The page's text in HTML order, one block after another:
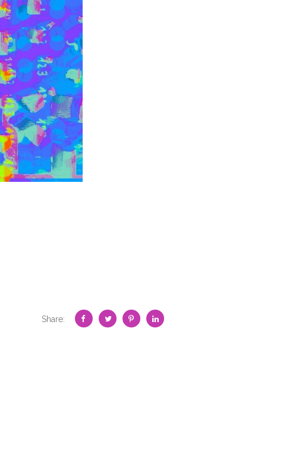
Share: